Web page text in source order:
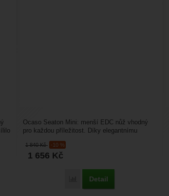
1 840Kč -10 %
1 656 Kč
Porovnat
Detail
Ocaso Seaton Mini: menší EDC nůž vhodný
pro každou příležitost. Díky elegantnímu